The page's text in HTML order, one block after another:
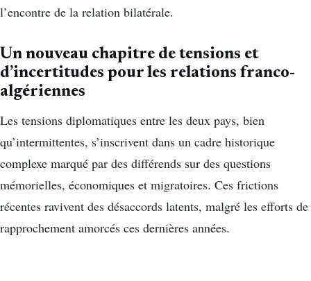
l’encontre de la relation bilatérale.
Un nouveau chapitre de tensions et
d’incertitudes pour les relations franco-
algériennes
Les tensions diplomatiques entre les deux pays, bien
qu’intermittentes, s’inscrivent dans un cadre historique
complexe marqué par des différends sur des questions
mémorielles, économiques et migratoires. Ces frictions
récentes ravivent des désaccords latents, malgré les efforts de
rapprochement amorcés ces dernières années.